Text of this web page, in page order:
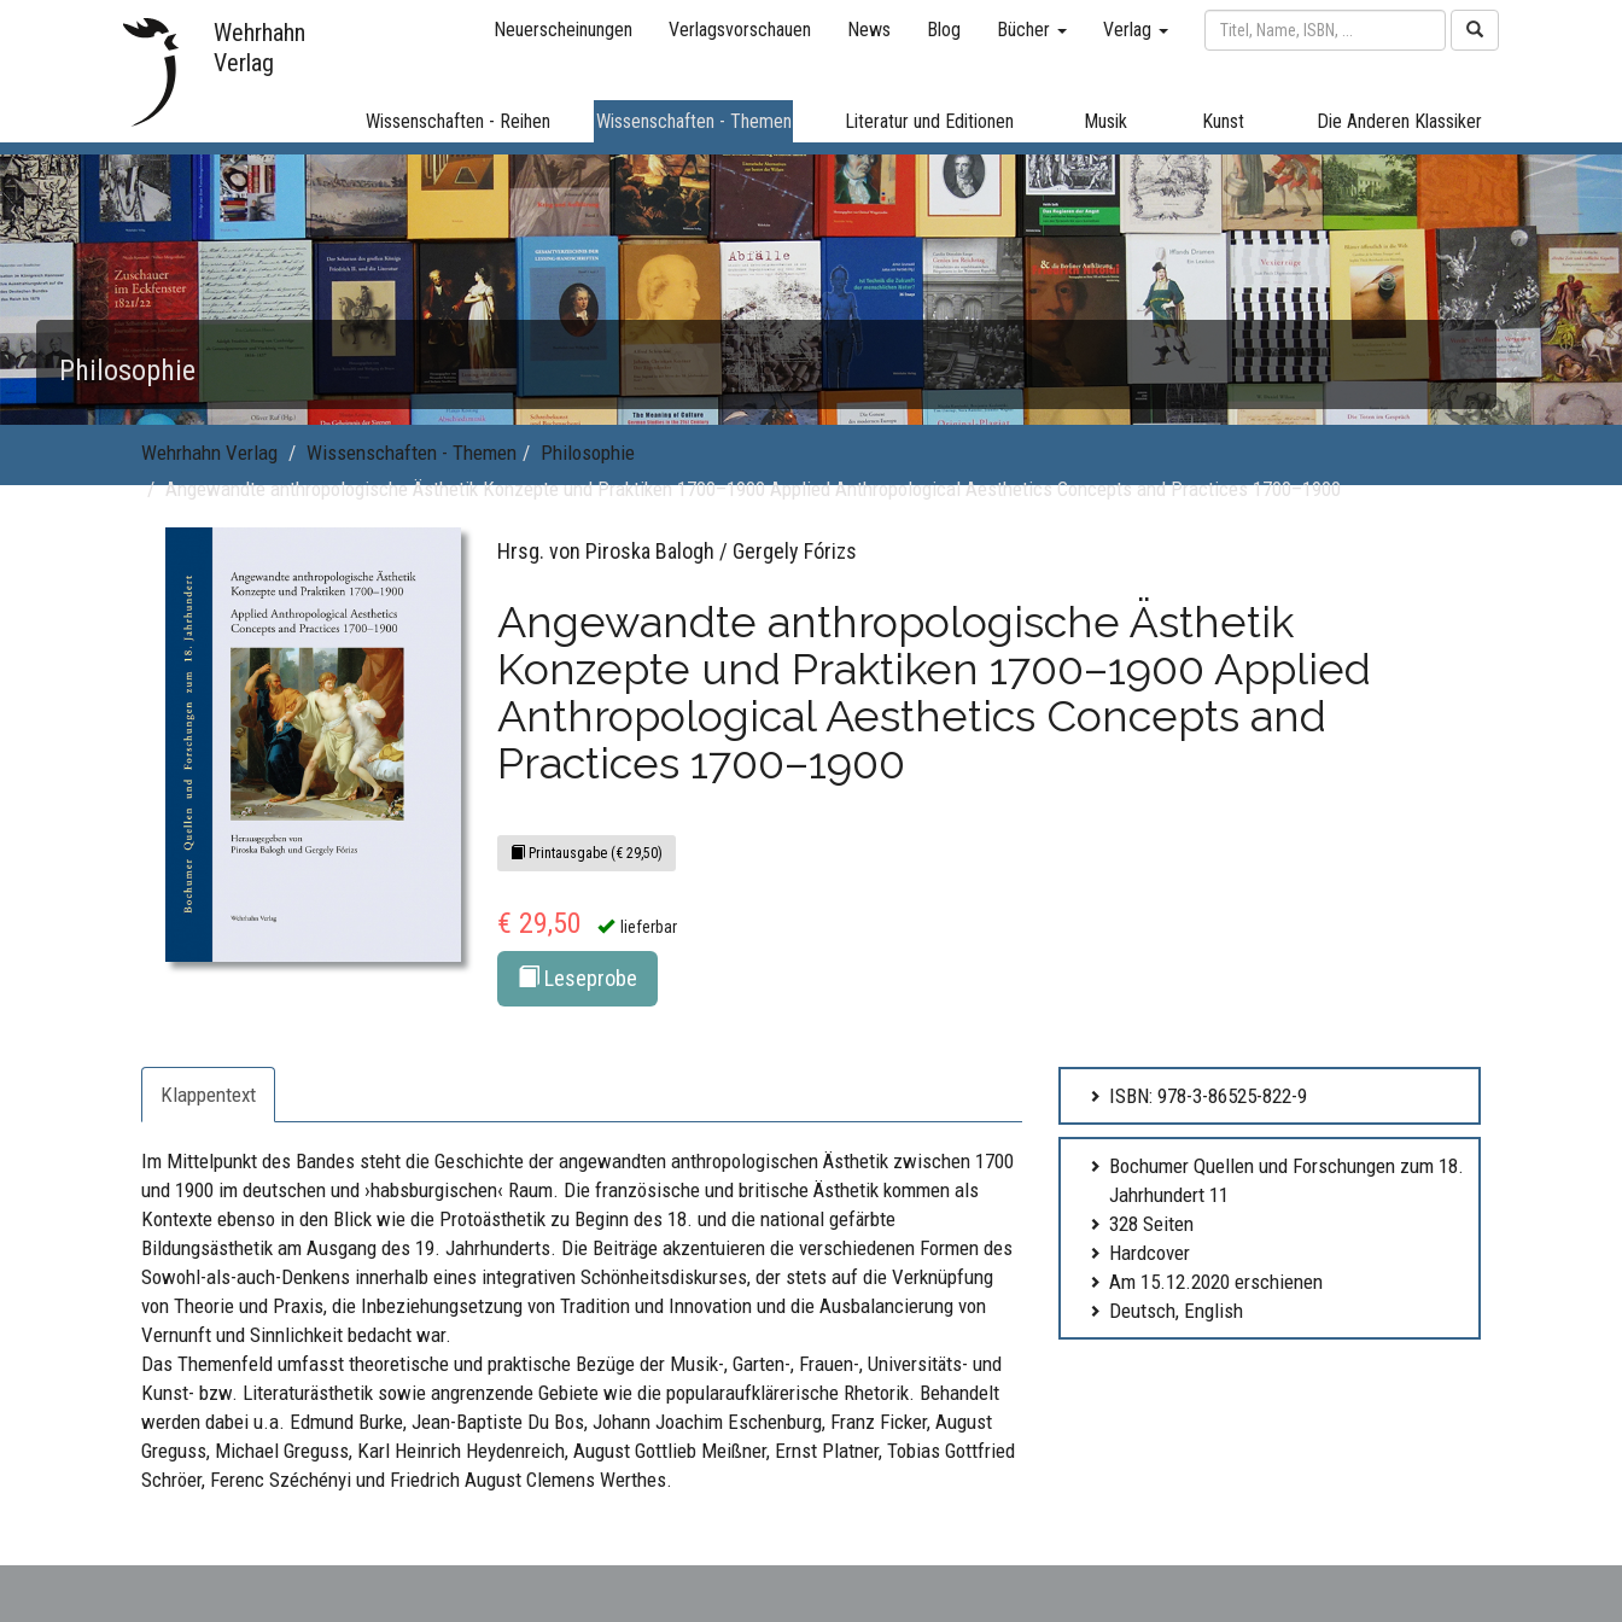
Wehrhahn
Verlag
Neuerscheinungen Verlagsvorschauen News Blog Bücher Verlag
Wissenschaften - Reihen Wissenschaften - Themen Literatur und Editionen Musik Kunst Die Anderen Klassiker
Philosophie
Wehrhahn Verlag Wissenschaften - Themen
Philosophie
Angewandte anthropologische Ästhetik Konzepte und Praktiken 1700–1900 Applied Anthropological Aesthetics Concepts and Practices 1700–1900
Hrsg. von Piroska Balogh / Gergely Fórizs
Angewandte anthropologische Ästhetik
Konzepte und Praktiken 1700–1900 Applied
Anthropological Aesthetics Concepts and
Practices 1700–1900
Printausgabe (€ 29,50)
€ 29,50 lieferbar
Leseprobe
Klappentext
Im Mittelpunkt des Bandes steht die Geschichte der angewandten anthropologischen Ästhetik zwischen 1700
und 1900 im deutschen und ›habsburgischen‹ Raum. Die französische und britische Ästhetik kommen als
Kontexte ebenso in den Blick wie die Protoästhetik zu Beginn des 18. und die national gefärbte
Bildungsästhetik am Ausgang des 19. Jahrhunderts. Die Beiträge akzentuieren die verschiedenen Formen des
Sowohl-als-auch-Denkens innerhalb eines integrativen Schönheitsdiskurses, der stets auf die Verknüpfung
von Theorie und Praxis, die Inbeziehungsetzung von Tradition und Innovation und die Ausbalancierung von
Vernunft und Sinnlichkeit bedacht war.
Das Themenfeld umfasst theoretische und praktische Bezüge der Musik-, Garten-, Frauen-, Universitäts- und
Kunst- bzw. Literaturästhetik sowie angrenzende Gebiete wie die popularaufklärerische Rhetorik. Behandelt
werden dabei u.a. Edmund Burke, Jean-Baptiste Du Bos, Johann Joachim Eschenburg, Franz Ficker, August
Greguss, Michael Greguss, Karl Heinrich Heydenreich, August Gottlieb Meißner, Ernst Platner, Tobias Gottfried
Schröer, Ferenc Széchényi und Friedrich August Clemens Werthes.
ISBN: 978-3-86525-822-9
Bochumer Quellen und Forschungen zum 18.
Jahrhundert 11
328 Seiten
Hardcover
Am 15.12.2020 erschienen
Deutsch, English